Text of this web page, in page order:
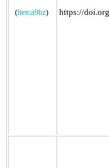
(lien:a9bz) https://